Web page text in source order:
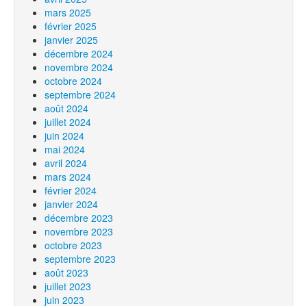
mars 2025
février 2025
janvier 2025
décembre 2024
novembre 2024
octobre 2024
septembre 2024
août 2024
juillet 2024
juin 2024
mai 2024
avril 2024
mars 2024
février 2024
janvier 2024
décembre 2023
novembre 2023
octobre 2023
septembre 2023
août 2023
juillet 2023
juin 2023